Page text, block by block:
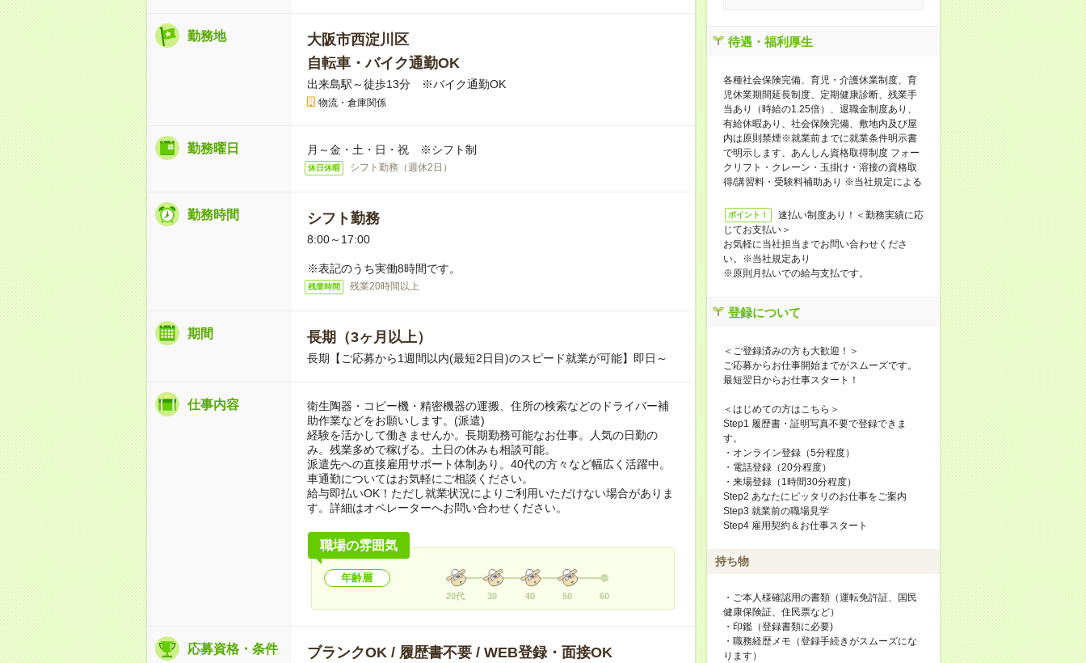
勤務地
大阪市西淀川区
自転車・バイク通勤OK
出来島駅～徒歩13分 ※バイク通勤OK
物流・倉庫関係
勤務曜日 月～金・土・日・祝 ※シフト制
休日休暇 シフト勤務（週休2日）
勤務時間 シフト勤務
8:00～17:00
※表記のうち実働8時間です。
残業時間 残業20時間以上
期間 長期（3ヶ月以上）
長期【ご応募から1週間以内(最短2日目)のスピード就業が可能】即日～
仕事内容
衛生陶器・コピー機・精密機器の運搬、住所の検索などのドライバー補
助作業などをお願いします。(派遣)
経験を活かして働きませんか。長期勤務可能なお仕事。人気の日勤の
み。残業多めで稼げる。土日の休みも相談可能。
派遣先への直接雇用サポート体制あり。40代の方々など幅広く活躍中。
車通勤についてはお気軽にご相談ください。
給与即払いOK！ただし就業状況によりご利用いただけない場合がありま
す。詳細はオペレーターへお問い合わせください。
職場の雰囲気
年齢層
20代 30 40 50 60
応募資格・条件 ブランクOK / 履歴書不要 / WEB登録・面接OK
待遇・福利厚生
各種社会保険完備、育児・介護休業制度、育
児休業期間延長制度、定期健康診断、残業手
当あり（時給の1.25倍）、退職金制度あり、
有給休暇あり、社会保険完備、敷地内及び屋
内は原則禁煙※就業前までに就業条件明示書
で明示します、あんしん資格取得制度 フォー
クリフト・クレーン・玉掛け・溶接の資格取
得/講習料・受験料補助あり ※当社規定による
ポイント！
速払い制度あり！＜勤務実績に応
じてお支払い＞
お気軽に当社担当までお問い合わせくださ
い。※当社規定あり
※原則月払いでの給与支払です。
登録について
＜ご登録済みの方も大歓迎！＞
ご応募からお仕事開始までがスムーズです。
最短翌日からお仕事スタート！
＜はじめての方はこちら＞
Step1 履歴書・証明写真不要で登録できま
す。
・オンライン登録（5分程度）
・電話登録（20分程度）
・来場登録（1時間30分程度）
Step2 あなたにピッタリのお仕事をご案内
Step3 就業前の職場見学
Step4 雇用契約＆お仕事スタート
持ち物
・ご本人様確認用の書類（運転免許証、国民
健康保険証、住民票など）
・印鑑（登録書類に必要)
・職務経歴メモ（登録手続きがスムーズにな
ります）